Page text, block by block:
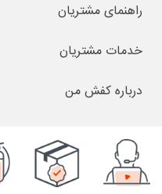
راهنمای مشتریان
خدمات مشتریان
درباره کفش من